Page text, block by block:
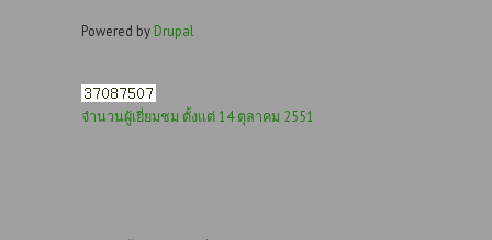
Powered by Drupal
จำนวนผู้เยี่ยมชม ตั้งแต่ 14 ตุลาคม 2551